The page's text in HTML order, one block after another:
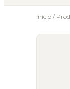
Início /